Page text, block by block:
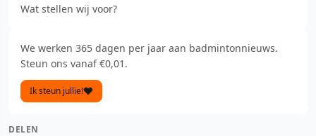
Wat stellen wij voor?
We werken 365 dagen per jaar aan badmintonnieuws.
Steun ons vanaf €0,01.
Ik steun jullie!
DELEN